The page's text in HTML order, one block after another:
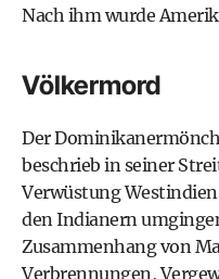
Nach ihm wurde
Völkermord
Der
beschrieb in seiner
Verwüstung
den Indianern
Zusammenhang von
Verbrennungen,